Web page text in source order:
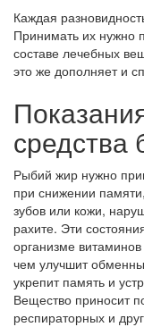
Каждая
Принимать их нужно
составе лечебных
это же дополняет и
средства
Рыбий жир нужно
при снижении
зубов или кожи,
рахите. Эти
организме
чем улучшит
укрепит память и
Вещество приносит
респираторных и